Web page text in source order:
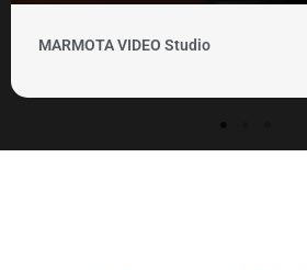
MARMOTA VIDEO Studio